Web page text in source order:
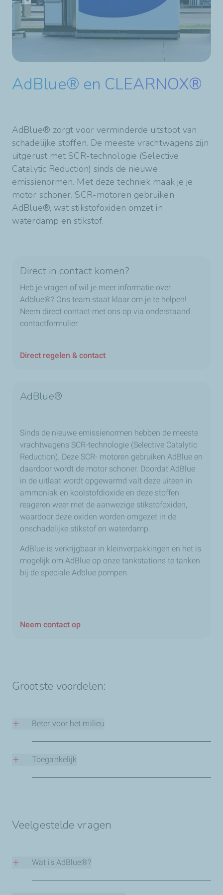
AdBlue® en CLEARNOX®
AdBlue® zorgt voor verminderde uitstoot van
schadelijke stoffen. De meeste vrachtwagens zijn
uitgerust met SCR-technologie (Selective
Catalytic Reduction) sinds de nieuwe
emissienormen. Met deze techniek maak je je
motor schoner. SCR-motoren gebruiken
AdBlue®, wat stikstofoxiden omzet in
waterdamp en stikstof.
Direct in contact komen?
Heb je vragen of wil je meer informatie over
Adblue®? Ons team staat klaar om je te helpen!
Neem direct contact met ons op via onderstaand
contactformulier.
Direct regelen & contact
AdBlue®
Sinds de nieuwe emissienormen hebben de meeste
vrachtwagens SCR-technologie (Selective Catalytic
Reduction). Deze SCR- motoren gebruiken AdBlue en
daardoor wordt de motor schoner. Doordat AdBlue
in de uitlaat wordt opgewarmd valt deze uiteen in
ammoniak en koolstofdioxide en deze stoffen
reageren weer met de aanwezige stikstofoxiden,
waardoor deze oxiden worden omgezet in de
onschadelijke stikstof en waterdamp.
AdBlue is verkrijgbaar in kleinverpakkingen en het is
mogelijk om AdBlue op onze tankstations te tanken
bij de speciale Adblue pompen.
Neem contact op
Grootste voordelen:
Beter voor het milieu
Het vermindert uitstoot van dieselvoertuigen.
Toegankelijk
Het is zowel verkrijgbaar bij pompstations als
Veelgestelde vragen
Wat is AdBlue®?
Sinds de nieuwe regels hebben de meeste vrachtwagens